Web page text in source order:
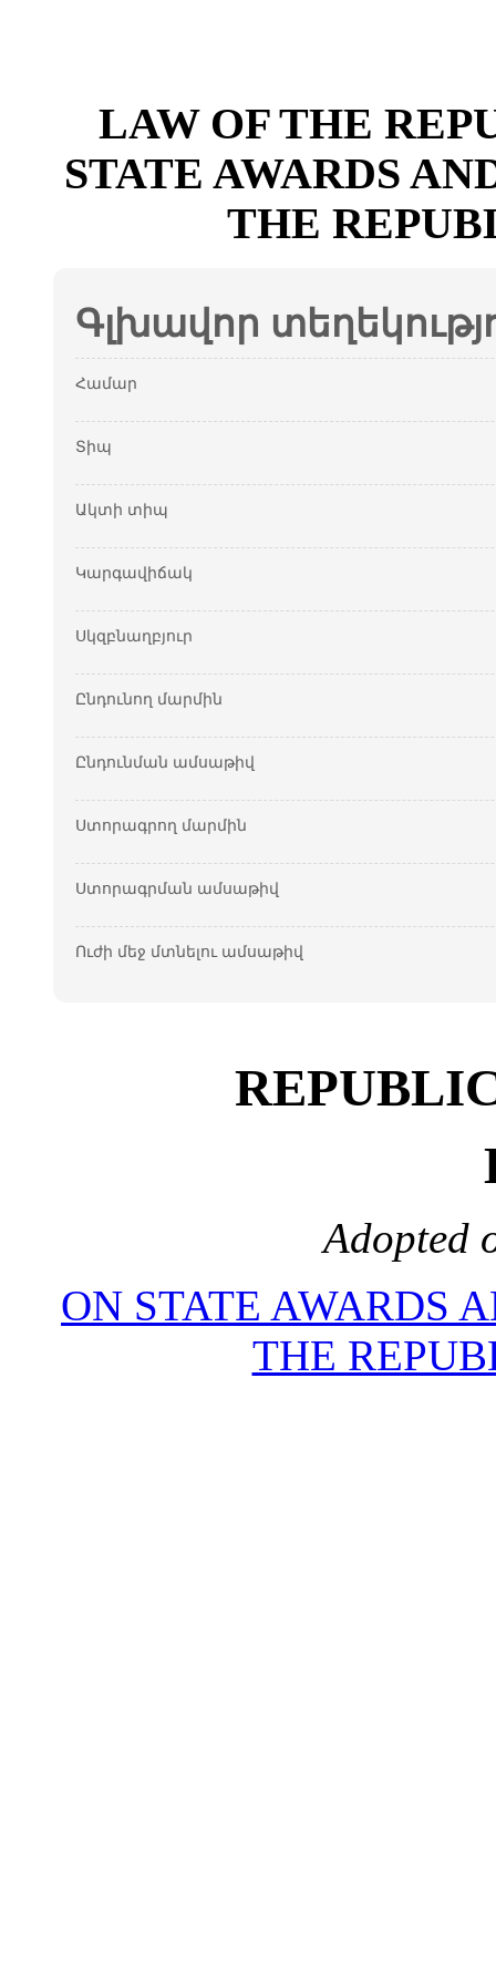
LAW OF THE
STATE AWARDS
THE
Գլխավոր
Համար
Տիպ
Ակտի տիպ
Կարգավիճակ
Սկզբնաղբյուր
Ընդունող մարմին
Ընդունման ամսաթիվ
Ստորագրող մարմին
Ստորագրման ամսաթիվ
Ուժի մեջ մտնելու ամսաթիվ
Adopted
ON STATE AWARDS
THE